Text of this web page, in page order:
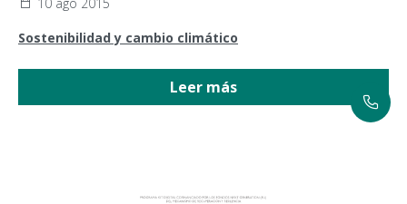
Sostenibilidad y cambio climático
Leer más